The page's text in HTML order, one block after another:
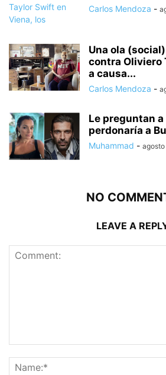
Carlos Mendoza -
Una ola
contra Oliviero
a causa...
Carlos Mendoza -
Le preguntan
perdonaría a
Muhammad -
NO
LEAVE A